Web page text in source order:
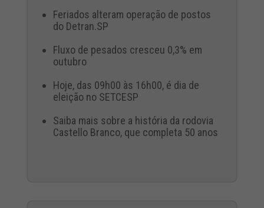
Feriados alteram operação de postos
do Detran.SP
Fluxo de pesados cresceu 0,3% em
outubro
Hoje, das 09h00 às 16h00, é dia de
eleição no SETCESP
Saiba mais sobre a história da rodovia
Castello Branco, que completa 50 anos